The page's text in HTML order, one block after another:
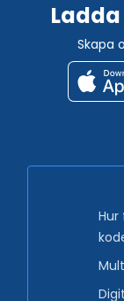
Ladda
Skapa
Hur